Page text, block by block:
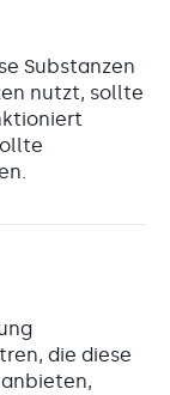
Substanzen
nutzt, sollte
die diese